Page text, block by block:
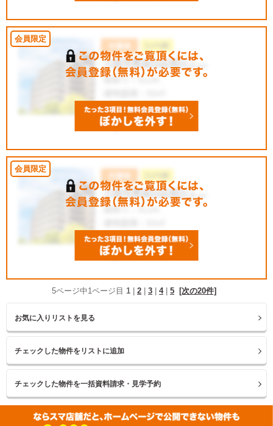
5ページ中1ページ目 1 2 3 4| 5 [次の20件]
お気に入りリストを見る